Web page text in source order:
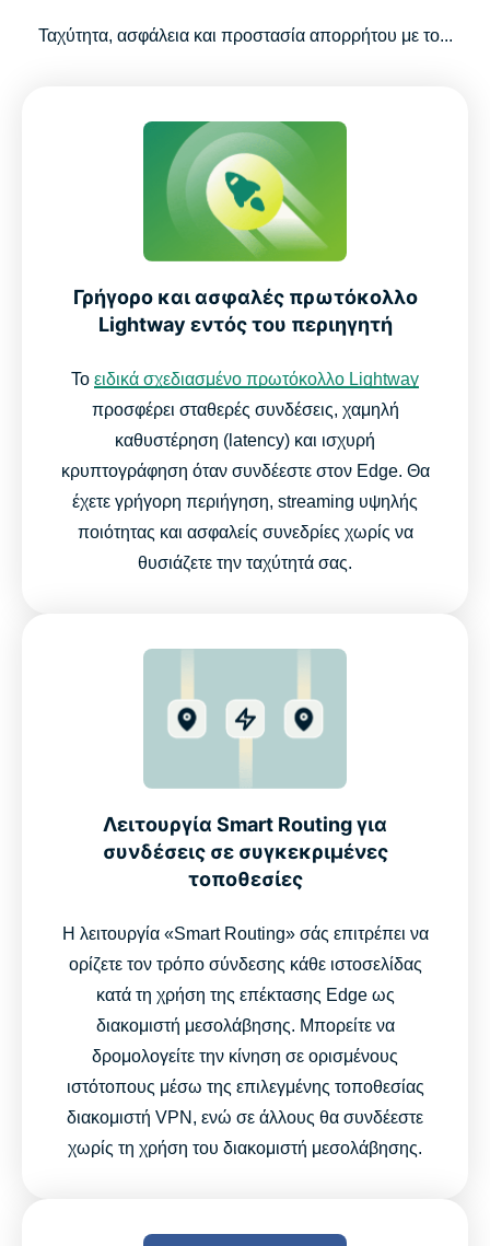
Ταχύτητα, ασφάλεια και προστασία απορρήτου με το...
Γρήγορο και ασφαλές πρωτόκολλο
Lightway εντός του περιηγητή
Το ειδικά σχεδιασμένο πρωτόκολλο Lightway
προσφέρει σταθερές συνδέσεις, χαμηλή
καθυστέρηση (latency) και ισχυρή
κρυπτογράφηση όταν συνδέεστε στον Edge. Θα
έχετε γρήγορη περιήγηση, streaming υψηλής
ποιότητας και ασφαλείς συνεδρίες χωρίς να
θυσιάζετε την ταχύτητά σας.
Λειτουργία Smart Routing για
συνδέσεις σε συγκεκριμένες
τοποθεσίες
Η λειτουργία «Smart Routing» σάς επιτρέπει να
ορίζετε τον τρόπο σύνδεσης κάθε ιστοσελίδας
κατά τη χρήση της επέκτασης Edge ως
διακομιστή μεσολάβησης. Μπορείτε να
δρομολογείτε την κίνηση σε ορισμένους
ιστότοπους μέσω της επιλεγμένης τοποθεσίας
διακομιστή VPN, ενώ σε άλλους θα συνδέεστε
χωρίς τη χρήση του διακομιστή μεσολάβησης.